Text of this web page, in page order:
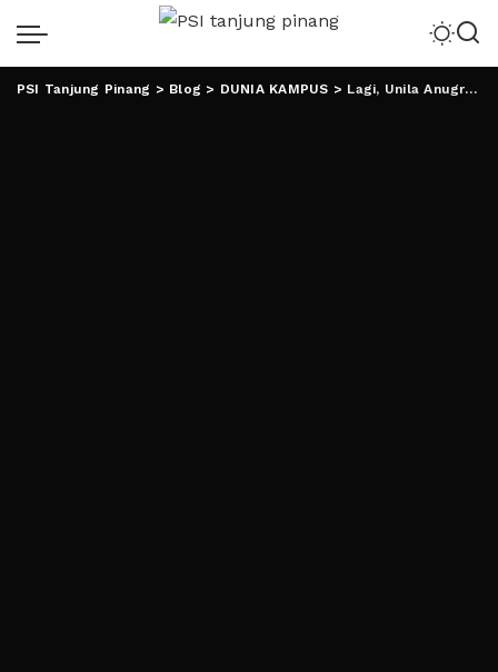
PSI Tanjung Pinang > Blog > DUNIA KAMPUS > Lagi, Unila Anugrahi Gelar Doktor HC Pada Tokoh Lampung